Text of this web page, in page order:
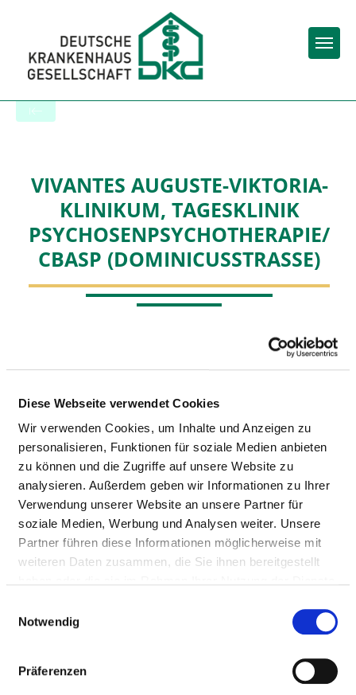
Diese Webseite verwendet Cookies
Wir verwenden Cookies, um Inhalte und Anzeigen zu
personalisieren, Funktionen für soziale Medien anbieten
zu können und die Zugriffe auf unsere Website zu
analysieren. Außerdem geben wir Informationen zu Ihrer
Verwendung unserer Website an unsere Partner für
soziale Medien, Werbung und Analysen weiter. Unsere
Partner führen diese Informationen möglicherweise mit
weiteren Daten zusammen, die Sie ihnen bereitgestellt
Notwendig
Präferenzen
VIVANTES AUGUSTE-VIKTORIA-
KLINIKUM, TAGESKLINIK
PSYCHOSENPSYCHOTHERAPIE/
CBASP (DOMINICUSSTRASSE)
DEALING WITH RISKS IN PATIENT CARE
QUALITY MANAGEMENT
RESPONSIBLE PERSON
Dr. J. Danckert
GF Klinikmanagement
10823 Berlin
Mail:ed.setnaviv@ofni